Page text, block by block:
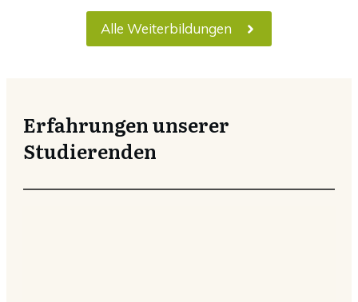
Alle Weiterbildungen
Erfahrungen unserer
Studierenden